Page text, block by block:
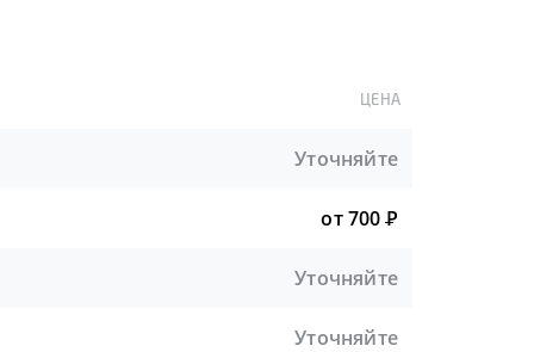
ЦЕНА
Уточняйте
от 700Р
Уточняйте
Уточняйте